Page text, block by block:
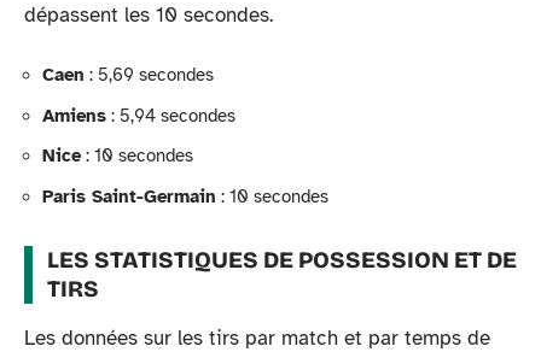
dépassent les 10 secondes.
Caen : 5,69 secondes
Amiens : 5,94 secondes
Nice: 10 secondes
Paris Saint-Germain : 10 secondes
LES STATISTIQUES DE POSSESSION ET DE
TIRS
Les données sur les tirs par match et par temps de